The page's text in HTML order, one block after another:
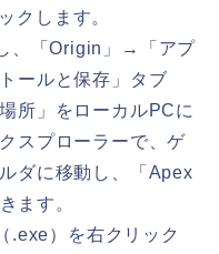
クします。
、「Origin」→「アプ
ールと保存」タブ
所」をローカルPCに
スプローラーで、ゲ
ダに移動し、「Apex
ます。
.exe）を右クリック